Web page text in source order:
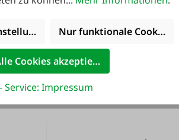
Nur funktionale Cookies
Cookies akzeptieren
- Service: Impressum